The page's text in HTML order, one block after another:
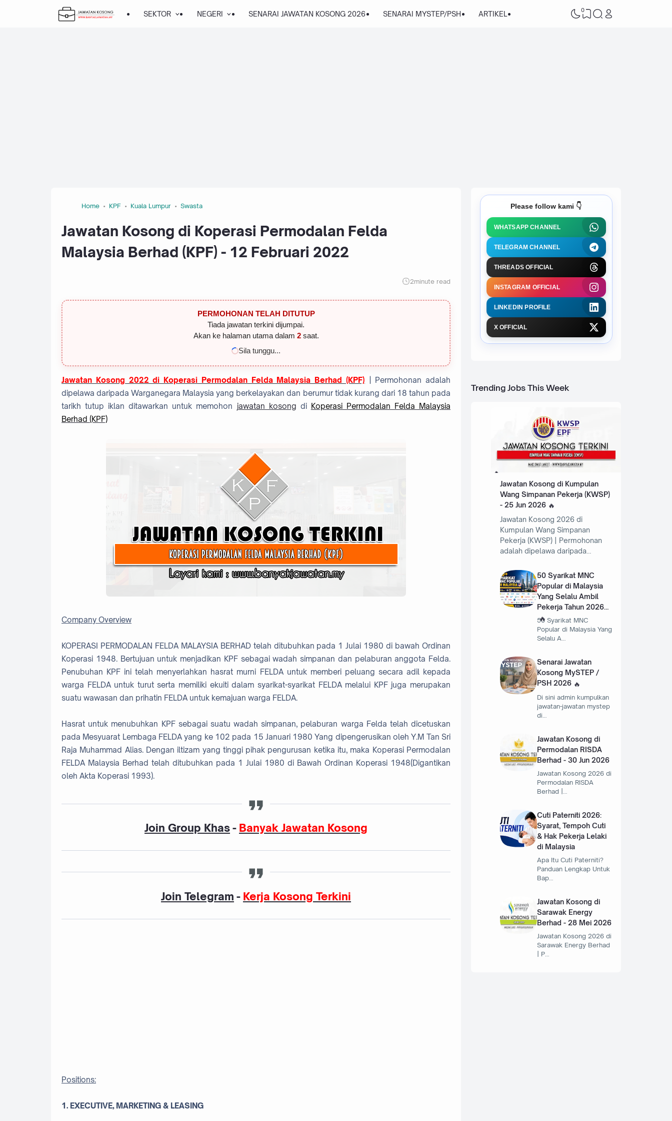
SEKTOR NEGERI SENARAI JAWATAN KOSONG 2026 SENARAI MYSTEP/PSH ARTIKEL 0
Home KPF Kuala Lumpur Swasta
Jawatan Kosong di Koperasi Permodalan Felda
Malaysia Berhad (KPF) - 12 Februari 2022
2minute read
PERMOHONAN TELAH DITUTUP
Tiada jawatan terkini dijumpai.
Akan ke halaman utama dalam 1saat.
Sila tunggu...
Jawatan Kosong 2022 di Koperasi Permodalan Felda Malaysia Berhad (KPF) | Permohonan adalah
dipelawa daripada Warganegara Malaysia yang berkelayakan dan berumur tidak kurang dari 18 tahun pada
tarikh tutup iklan ditawarkan untuk memohon jawatan kosong di Koperasi Permodalan Felda Malaysia
Berhad (KPF)
Company Overview
KOPERASI PERMODALAN FELDA MALAYSIA BERHAD telah ditubuhkan pada 1 Julai 1980 di bawah Ordinan
Koperasi 1948. Bertujuan untuk menjadikan KPF sebagai wadah simpanan dan pelaburan anggota Felda.
Penubuhan KPF ini telah menyerlahkan hasrat murni FELDA untuk memberi peluang secara adil kepada
warga FELDA untuk turut serta memiliki ekuiti dalam syarikat-syarikat FELDA melalui KPF juga merupakan
suatu wawasan dan prihatin FELDA untuk kemajuan warga FELDA.
Hasrat untuk menubuhkan KPF sebagai suatu wadah simpanan, pelaburan warga Felda telah dicetuskan
pada Mesyuarat Lembaga FELDA yang ke 102 pada 15 Januari 1980 Yang dipengerusikan oleh Y.M Tan Sri
Raja Muhammad Alias. Dengan iltizam yang tinggi pihak pengurusan ketika itu, maka Koperasi Permodalan
FELDA Malaysia Berhad telah ditubuhkan pada 1 Julai 1980 di Bawah Ordinan Koperasi 1948(Digantikan
oleh Akta Koperasi 1993).
Join Group Khas- Banyak Jawatan Kosong
Join Telegram - Kerja Kosong Terkini
Positions:
1. EXECUTIVE, MARKETING & LEASING
Please follow kami 👇
WHATSAPP CHANNEL
TELEGRAM CHANNEL
THREADS OFFICIAL
INSTAGRAM OFFICIAL
LINKEDIN PROFILE
X OFFICIAL
Trending Jobs This Week
Jawatan Kosong di Kumpulan
Wang Simpanan Pekerja (KWSP)
- 25 Jun 2026
Jawatan Kosong 2026 di
Kumpulan Wang Simpanan
Pekerja (KWSP) | Permohonan
adalah dipelawa daripada…
50 Syarikat MNC
Popular di Malaysia
Yang Selalu Ambil
Pekerja Tahun 2026
50 Syarikat MNC
Popular di Malaysia Yang
Selalu A…
Senarai Jawatan
Kosong MySTEP /
PSH 2026
Di sini admin kumpulkan
jawatan-jawatan mystep
di…
Jawatan Kosong di
Permodalan RISDA
Berhad - 30 Jun 2026
Jawatan Kosong 2026 di
Permodalan RISDA
Cuti Paterniti 2026:
Syarat, Tempoh Cuti
& Hak Pekerja Lelaki
di Malaysia
Apa Itu Cuti Paterniti?
Panduan Lengkap Untuk
Bap…
Jawatan Kosong di
Sarawak Energy
Berhad - 28 Mei 2026
Jawatan Kosong 2026 di
Sarawak Energy Berhad
| P…